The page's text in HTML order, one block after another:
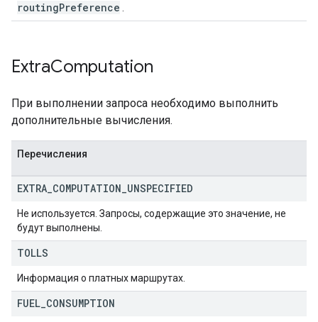
routingPreference
ExtraComputation
При выполнении запроса необходимо выполнить
дополнительные вычисления.
Перечисления
EXTRA COMPUTATION UNSPECIFIED
Не используется. Запросы, содержащие это значение, не
будут выполнены.
TOLLS
Информация о платных маршрутах.
FUEL CONSUMPTION